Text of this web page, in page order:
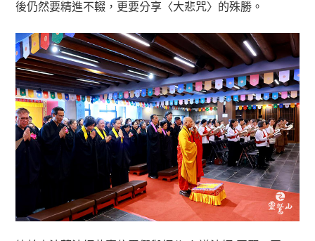
後仍然要精進不輟，更要分享〈大悲咒〉的殊勝。